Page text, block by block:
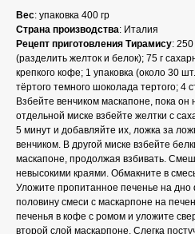
Вес: упаковка 400 гр
Страна производства: Италия
Рецепт приготовления Тирамису:
(разделить желток и белок); 75 г
крепкого кофе; 1 упаковка (около 30
тёртого темного шоколада тертого; 4
Взбейте венчиком маскапоне, пока он
отдельной миске взбейте желтки с
5 минут и добавляйте их, ложка за
венчиком. В другой миске взбейте
маскапоне, продолжая взбивать.
невысокими краями. Обмакните в
Уложите пропитанное печенье на
половину смеси с маскарпоне на
печенья в кофе с ромом и уложите
второй слой маскарпоне. Слегка